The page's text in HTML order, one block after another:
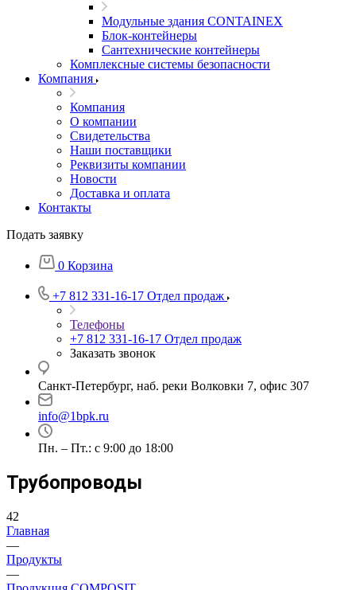
Модульные здания CONTAINEX
Блок-контейнеры
Сантехнические контейнеры
Комплексные системы безопасности
Компания
Компания
О компании
Свидетельства
Наши поставщики
Реквизиты компании
Новости
Доставка и оплата
Контакты
Подать заявку
0 Корзина
+7 812 331-16-17 Отдел продаж
Телефоны
+7 812 331-16-17 Отдел продаж
Заказать звонок
Санкт-Петербург, наб. реки Волковки 7, офис 307
info@1bpk.ru
Пн. – Пт.: с 9:00 до 18:00
Трубопроводы
42
Главная
—
Продукты
—